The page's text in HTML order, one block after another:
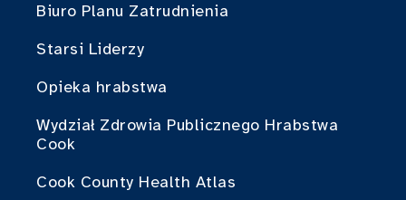
Biuro Planu Zatrudnienia
Starsi Liderzy
Opieka hrabstwa
Wydział Zdrowia Publicznego Hrabstwa
Cook
Cook County Health Atlas